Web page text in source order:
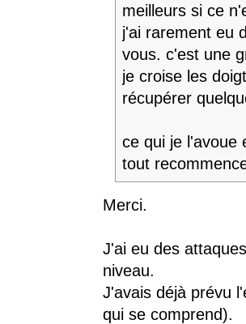
meilleurs si ce
j'ai rarement eu
vous. c'est une
je croise les
récupérer
ce qui je l'avoue
tout
Merci.
J'ai eu des
niveau.
J'avais déjà prévu
qui se comprend).